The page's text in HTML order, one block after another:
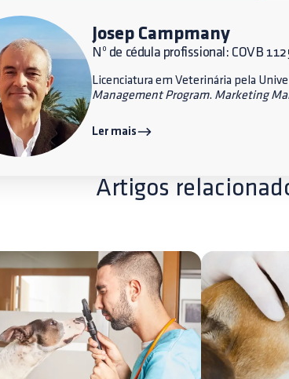
Josep Campmany
Nº de cédula profissional: COVB
Licenciatura em Veterinária pela
Management Program. Marketing
Ler mais
Artigos